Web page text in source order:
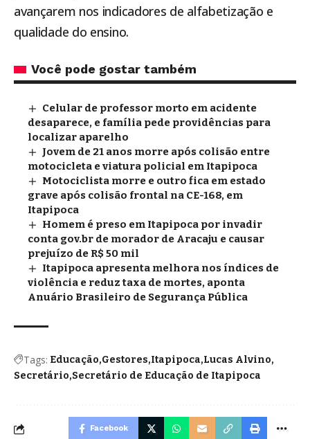
avançarem nos indicadores de alfabetização e
qualidade do ensino.
Você pode gostar também
Celular de professor morto em acidente
desaparece, e família pede providências para
localizar aparelho
Jovem de 21 anos morre após colisão entre
motocicleta e viatura policial em Itapipoca
Motociclista morre e outro fica em estado
grave após colisão frontal na CE-168, em
Itapipoca
Homem é preso em Itapipoca por invadir
conta gov.br de morador de Aracaju e causar
prejuízo de R$ 50 mil
Itapipoca apresenta melhora nos índices de
violência e reduz taxa de mortes, aponta
Anuário Brasileiro de Segurança Pública
Tags: Educação Gestores Itapipoca Lucas Alvino
Secretário Secretário de Educação de Itapipoca
Facebook